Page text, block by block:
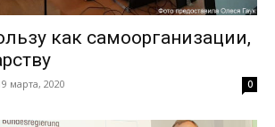
как самоорганизации,
марта, 2020 0